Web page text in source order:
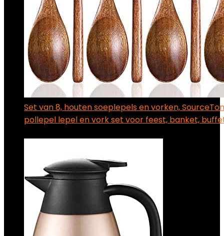
Set van 8, houten soeplepels en vorken,
pollepel lepel en vork set voor feest, banket,